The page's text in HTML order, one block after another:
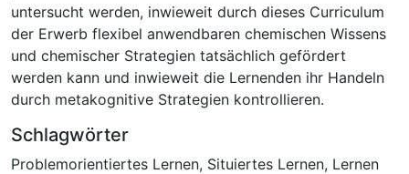
untersucht werden, inwieweit durch dieses Curriculum
der Erwerb flexibel anwendbaren chemischen Wissens
und chemischer Strategien tatsächlich gefördert
werden kann und inwieweit die Lernenden ihr Handeln
durch metakognitive Strategien kontrollieren.
Schlagwörter
Problemorientiertes Lernen, Situiertes Lernen, Lernen